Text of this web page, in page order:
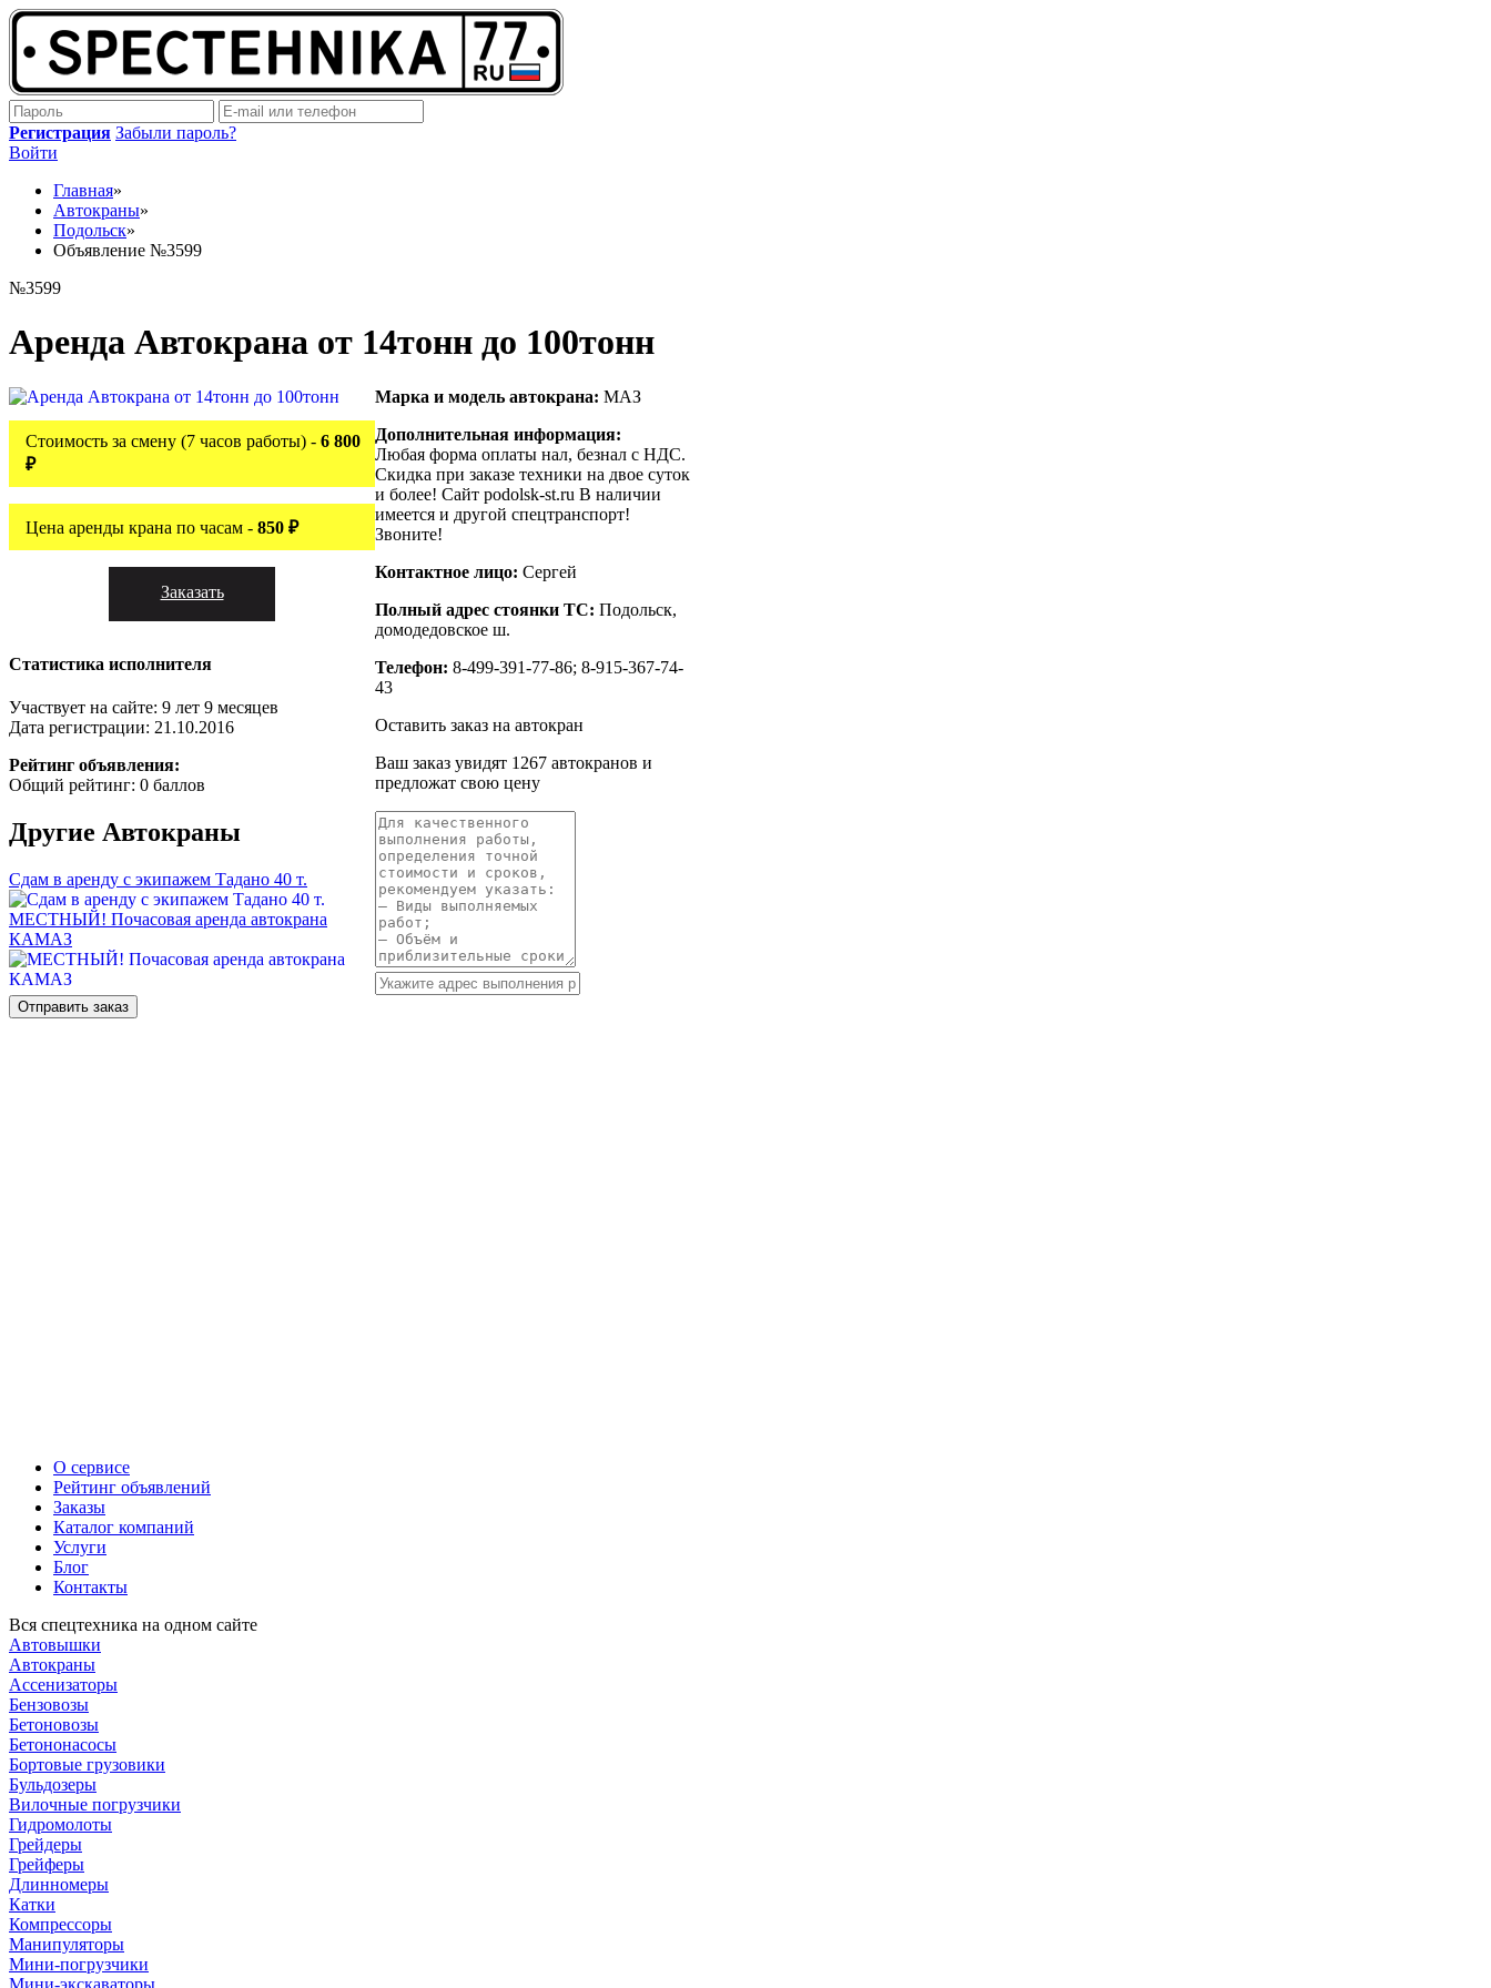
Регистрация Забыли пароль?
Войти
Главная»
Автокраны»
Подольск»
Объявление №3599
№3599
Аренда Автокрана от 14тонн до 100тонн
Стоимость за смену (7 часов работы) - 6 800
₽
Цена аренды крана по часам - 850 ₽
Заказать
Статистика исполнителя
Участвует на сайте: 9 лет 9 месяцев
Дата регистрации: 21.10.2016
Рейтинг объявления:
Общий рейтинг: 0 баллов
Другие Автокраны
Сдам в аренду с экипажем Тадано 40 т.
МЕСТНЫЙ! Почасовая аренда автокрана
КАМАЗ
Марка и модель автокрана: МАЗ
Дополнительная информация:
Любая форма оплаты нал, безнал с НДС.
Скидка при заказе техники на двое суток
и более! Сайт podolsk-st.ru В наличии
имеется и другой спецтранспорт!
Звоните!
Контактное лицо: Сергей
Полный адрес стоянки ТС: Подольск,
домодедовское ш.
Телефон: 8-499-391-77-86; 8-915-367-74-
43
Оставить заказ на автокран
Ваш заказ увидят 1267 автокранов и
предложат свою цену
О сервисе
Рейтинг объявлений
Заказы
Каталог компаний
Услуги
Блог
Контакты
Вся спецтехника на одном сайте
Автовышки
Автокраны
Ассенизаторы
Бензовозы
Бетоновозы
Бетононасосы
Бортовые грузовики
Бульдозеры
Вилочные погрузчики
Гидромолоты
Грейдеры
Грейферы
Длинномеры
Катки
Компрессоры
Манипуляторы
Мини-погрузчики
Мини-экскаваторы